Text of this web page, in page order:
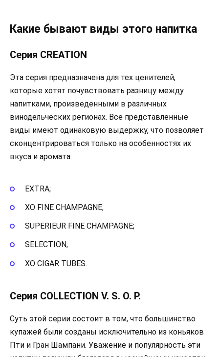
Какие бывают виды этого напитка
Серия CREATION
Эта серия предназначена для тех ценителей,
которые хотят почувствовать разницу между
напитками, произведенными в различных
винодельческих регионах. Все представленные
виды имеют одинаковую выдержку, что позволяет
сконцентрироваться только на особенностях их
вкуса и аромата:
EXTRA;
XO FINE CHAMPAGNE;
SUPERIEUR FINE CHAMPAGNE;
SELECTION;
XO CIGAR TUBES.
Серия COLLECTION V. S. O. P.
Суть этой серии состоит в том, что большинство
купажей были созданы исключительно из коньяков
Пти и Гран Шампани. Уважение и популярность эти